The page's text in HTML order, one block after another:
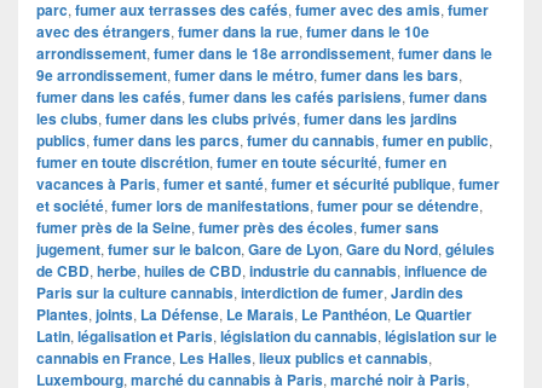
parc, fumer aux terrasses des cafés, fumer avec des amis, fumer
avec des étrangers, fumer dans la rue, fumer dans le 10e
arrondissement, fumer dans le 18e arrondissement, fumer dans le
9e arrondissement, fumer dans le métro, fumer dans les bars,
fumer dans les cafés, fumer dans les cafés parisiens, fumer dans
les clubs, fumer dans les clubs privés, fumer dans les jardins
publics, fumer dans les parcs, fumer du cannabis, fumer en public,
fumer en toute discrétion, fumer en toute sécurité, fumer en
vacances à Paris, fumer et santé, fumer et sécurité publique, fumer
et société, fumer lors de manifestations, fumer pour se détendre,
fumer près de la Seine, fumer près des écoles, fumer sans
jugement, fumer sur le balcon, Gare de Lyon, Gare du Nord, gélules
de CBD, herbe, huiles de CBD, industrie du cannabis, influence de
Paris sur la culture cannabis, interdiction de fumer, Jardin des
Plantes, joints, La Défense, Le Marais, Le Panthéon, Le Quartier
Latin, légalisation et Paris, législation du cannabis, législation sur le
cannabis en France, Les Halles, lieux publics et cannabis,
Luxembourg, marché du cannabis à Paris, marché noir à Paris,